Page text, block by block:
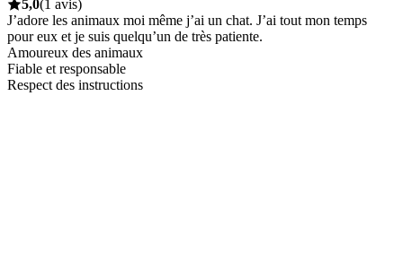
5,0(1 avis)
J’adore les animaux moi même j’ai un chat. J’ai tout mon temps
pour eux et je suis quelqu’un de très patiente.
Amoureux des animaux
Fiable et responsable
Respect des instructions